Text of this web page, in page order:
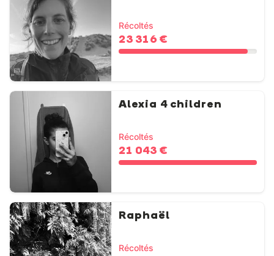
Récoltés
23 316 €
Alexia 4 children
Récoltés
21 043 €
Raphaël
Récoltés